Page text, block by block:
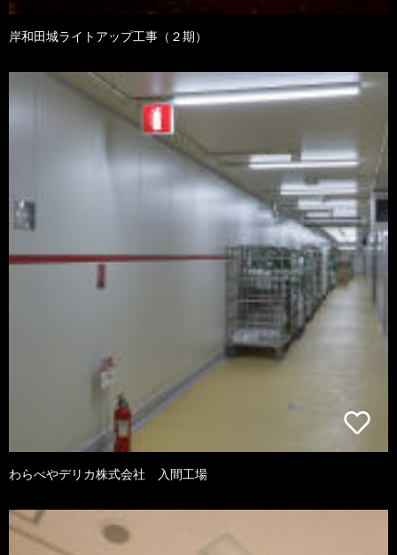
岸和田城ライトアップ工事（２期）
わらべやデリカ株式会社 入間工場